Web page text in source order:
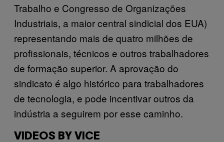
Trabalho e Congresso de Organizações
Industriais, a maior central sindicial dos EUA)
representando mais de quatro milhões de
profissionais, técnicos e outros trabalhadores
de formação superior. A aprovação do
sindicato é algo histórico para trabalhadores
de tecnologia, e pode incentivar outros da
indústria a seguirem por esse caminho.
VIDEOS BY VICE